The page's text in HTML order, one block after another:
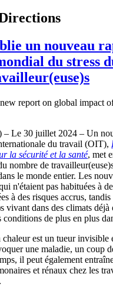
un nouveau
du stress
– Le 30 juillet 2024 – Un
du travail (OIT),
la sécurité et la santé, met
nombre de
le monde entier. Les
n'étaient pas habituées à
à des risques accrus, tandis
vivant dans des climats déjà
conditions de plus en plus
chaleur est un tueur
une maladie, un coup
il peut également
et rénaux chez les